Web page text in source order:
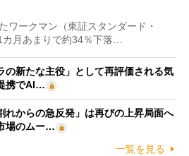
ークマン（東証スタンダード・
月あまりで約34％下落…
の新たな主役」として再評価される気
携でAI…
れからの急反発」は再びの上昇局面へ
場のムー…
一覧を見る